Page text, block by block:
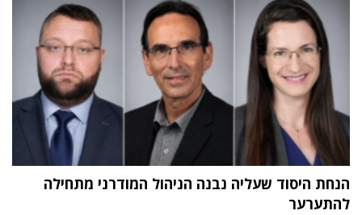
הנחת היסוד שעליה נבנה הניהול המודרני מתחילה
להתערער